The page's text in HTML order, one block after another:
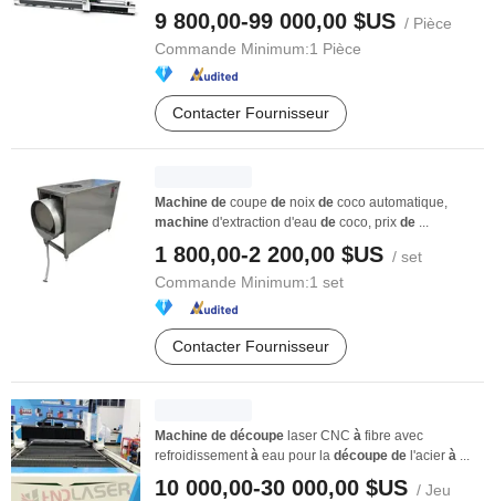
9 800,00-99 000,00 $US / Pièce
Commande Minimum:1 Pièce
Contacter Fournisseur
Machine de coupe de noix de coco automatique,
machine d'extraction d'eau de coco, prix de ...
1 800,00-2 200,00 $US / set
Commande Minimum:1 set
Contacter Fournisseur
Machine de découpe laser CNC à fibre avec
refroidissementà eau pour la découpe de l'acier à ...
10 000,00-30 000,00 $US / Jeu